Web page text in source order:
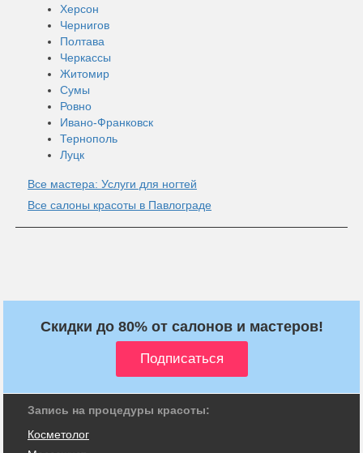
Херсон
Чернигов
Полтава
Черкассы
Житомир
Сумы
Ровно
Ивано-Франковск
Тернополь
Луцк
Все мастера: Услуги для ногтей
Все салоны красоты в Павлограде
Скидки до 80% от салонов и мастеров!
Запись на процедуры красоты:
Косметолог